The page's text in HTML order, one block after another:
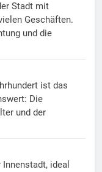
Stadt mit
Geschäften.
und die
ist das
Die
und der
ideal